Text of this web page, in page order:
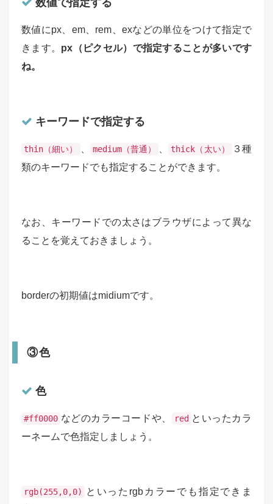
数値で指定する
数値にpx、em、rem、exなどの単位をつけて指定で
きます。 px（ピクセル）で指定することが多いです
ね。
キーワードで指定する
thin（細い） medium（普通） thick（太い）
３種
類のキーワードでも指定することができます。
なお、キーワードでの太さはブラウザによって異な
ることを覚えておきましょう。
borderの初期値はmidiumです。
③色
色
#ff0000 などのカラーコードや、 red といったカラ
ーネームで色指定しましょう。
rgb(255,0,0)
といったrgbカラーでも指定できま